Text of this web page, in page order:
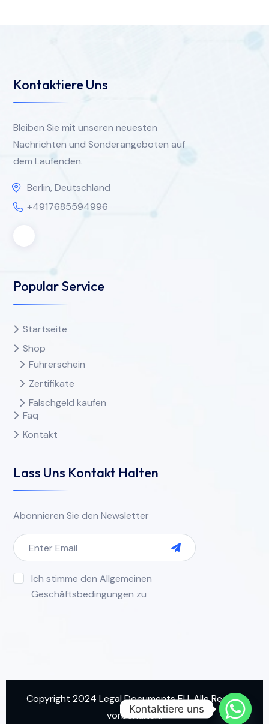
Kontaktiere Uns
Bleiben Sie mit unseren neuesten
Nachrichten und Sonderangeboten auf
dem Laufenden.
Berlin, Deutschland
+4917685594996
Popular Service
Startseite
Shop
Führerschein
Zertifikate
Falschgeld kaufen
Faq
Kontakt
Lass Uns Kontakt Halten
Abonnieren Sie den Newsletter
Ich stimme den Allgemeinen
Geschäftsbedingungen zu
Copyright 2024 Legal Documents EU. Alle Rechte
vorbehalten.
Kontaktiere uns